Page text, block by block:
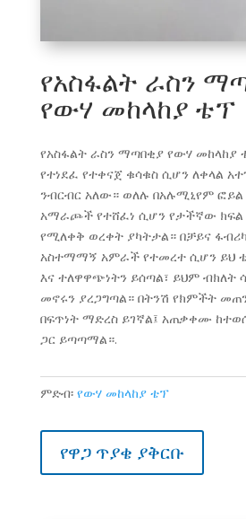
የአስፋልት ራስን
የውሃ መከላከያ ቴፕ
የአስፋልት ራስን ማጣበቂያ የውሃ መከላከያ
የተነደፈ የተቀናጀ ቁሳቁስ ሲሆን ለቀላል
ንብርብር አለው። ወለሉ በአሉሚኒየም
አማራጮች የተሸፈነ ሲሆን የታችኛው ክፍል
የሚለቀቅ ወረቀት ያካትታል። በቻይና
አስተማማኝ አምራች የተመረተ ሲሆን ይህ
እና ተለዋዋጭነትን ይሰጣል፣ ይህም ብክለት
መኖሩን ያረጋግጣል። በትንሽ የክምችት
በፍጥነት ማድረስ ይገኛል፤ አጠቃቀሙ
ጋር ይጣጣማል።.
ምድብ፡ የውሃ መከላከያ ቴፕ
የዋጋ ጥያቄ ያቅርቡ